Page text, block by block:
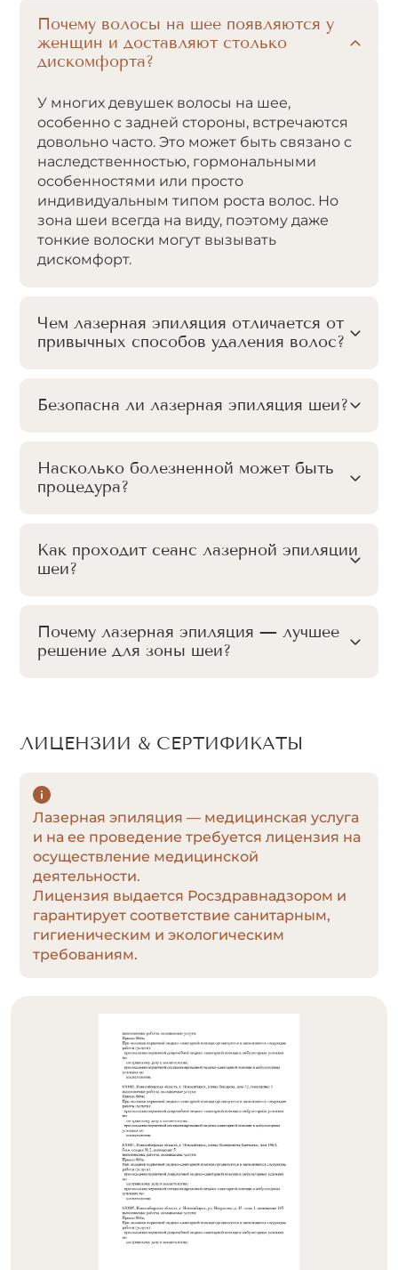
Почему волосы на шее появляются у
женщин и доставляют столько
дискомфорта?
У многих девушек волосы на шее,
особенно с задней стороны, встречаются
довольно часто. Это может быть связано с
наследственностью, гормональными
особенностями или просто
индивидуальным типом роста волос. Но
зона шеи всегда на виду, поэтому даже
тонкие волоски могут вызывать
дискомфорт.
Чем лазерная эпиляция отличается от
привычных способов удаления волос?
Безопасна ли лазерная эпиляция шеи?
Насколько болезненной может быть
процедура?
Как проходит сеанс лазерной эпиляции
шеи?
Почему лазерная эпиляция — лучшее
решение для зоны шеи?
ЛИЦЕНЗИИ & СЕРТИФИКАТЫ
Лазерная эпиляция — медицинская услуга
и на ее проведение требуется лицензия на
осуществление медицинской
деятельности.
Лицензия выдается Росздравнадзором и
гарантирует соответствие санитарным,
гигиеническим и экологическим
требованиям.